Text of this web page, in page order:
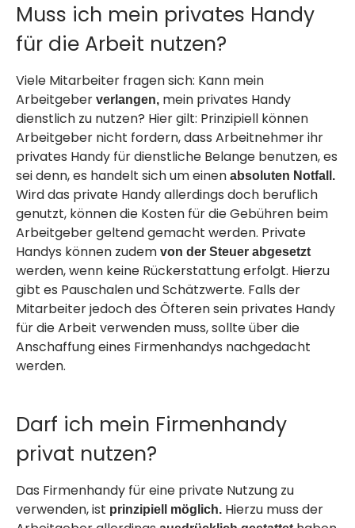
Muss ich mein privates Handy
für die Arbeit nutzen?
Viele Mitarbeiter fragen sich: Kann mein
Arbeitgeber verlangen, mein privates Handy
dienstlich zu nutzen? Hier gilt: Prinzipiell können
Arbeitgeber nicht fordern, dass Arbeitnehmer ihr
privates Handy für dienstliche Belange benutzen, es
sei denn, es handelt sich um einen absoluten Notfall.
Wird das private Handy allerdings doch beruflich
genutzt, können die Kosten für die Gebühren beim
Arbeitgeber geltend gemacht werden. Private
Handys können zudem von der Steuer abgesetzt
werden, wenn keine Rückerstattung erfolgt. Hierzu
gibt es Pauschalen und Schätzwerte. Falls der
Mitarbeiter jedoch des Öfteren sein privates Handy
für die Arbeit verwenden muss, sollte über die
Anschaffung eines Firmenhandys nachgedacht
werden.
Darf ich mein Firmenhandy
privat nutzen?
Das Firmenhandy für eine private Nutzung zu
verwenden, ist prinzipiell möglich. Hierzu muss der